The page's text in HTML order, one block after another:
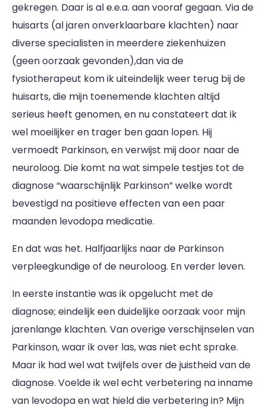
gekregen. Daar is al e.e.a. aan vooraf gegaan. Via de
huisarts (al jaren onverklaarbare klachten) naar
diverse specialisten in meerdere ziekenhuizen
(geen oorzaak gevonden),dan via de
fysiotherapeut kom ik uiteindelijk weer terug bij de
huisarts, die mijn toenemende klachten altijd
serieus heeft genomen, en nu constateert dat ik
wel moeilijker en trager ben gaan lopen. Hij
vermoedt Parkinson, en verwijst mij door naar de
neuroloog. Die komt na wat simpele testjes tot de
diagnose “waarschijnlijk Parkinson” welke wordt
bevestigd na positieve effecten van een paar
maanden levodopa medicatie.
En dat was het. Halfjaarlijks naar de Parkinson
verpleegkundige of de neuroloog. En verder leven.
In eerste instantie was ik opgelucht met de
diagnose; eindelijk een duidelijke oorzaak voor mijn
jarenlange klachten. Van overige verschijnselen van
Parkinson, waar ik over las, was niet echt sprake.
Maar ik had wel wat twijfels over de juistheid van de
diagnose. Voelde ik wel echt verbetering na inname
van levodopa en wat hield die verbetering in? Mijn